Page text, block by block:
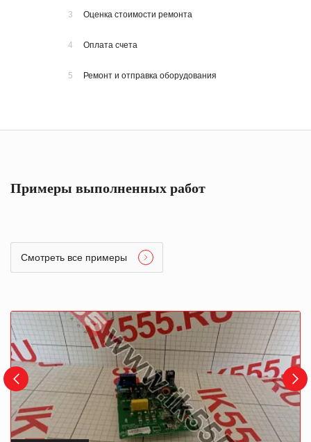
3 Оценка стоимости ремонта
4 Оплата счета
5 Ремонт и отправка оборудования
Примеры выполненных работ
Смотреть все примеры